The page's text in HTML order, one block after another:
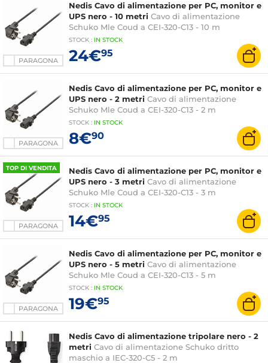
PARAGONA
Nedis Cavo di alimentazione per PC, monitor e
UPS nero - 10 metri Cavo di alimentazione
Schuko Mle Coud a CEI-320-C13 - 10 m
STOCK : IN STOCK
24€95
PARAGONA
Nedis Cavo di alimentazione per PC, monitor e
UPS nero - 2 metri Cavo di alimentazione
Schuko Mle Coud a CEI-320-C13 - 2 m
STOCK : IN STOCK
8€90
TOP DI VENDITA
PARAGONA
Nedis Cavo di alimentazione per PC, monitor e
UPS nero - 3 metri Cavo di alimentazione
Schuko Mle Coud a CEI-320-C13 - 3 m
STOCK : IN STOCK
14€95
PARAGONA
Nedis Cavo di alimentazione per PC, monitor e
UPS nero - 5 metri Cavo di alimentazione
Schuko Mle Coud a CEI-320-C13 - 5 m
STOCK : IN STOCK
19€95
Nedis Cavo di alimentazione tripolare nero - 2
metri Cavo di alimentazione Schuko dritto
maschio a IEC-320-C5 - 2 m